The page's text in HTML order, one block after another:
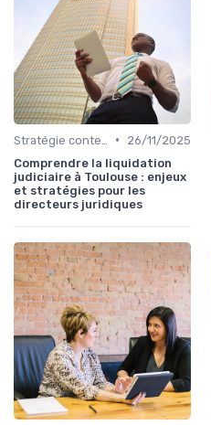
•
26/11/2025
Comprendre la liquidation
judiciaire à Toulouse : enjeux
et stratégies pour les
directeurs juridiques